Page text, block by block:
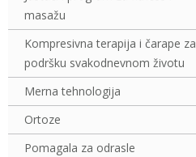
masažu
Kompresivna terapija i čarape za
podršku svakodnevnom životu
Merna tehnologija
Ortoze
Pomagala za odrasle